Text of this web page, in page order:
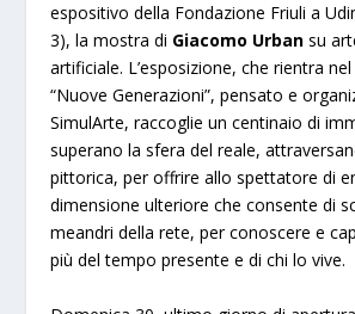
espositivo della Fondazione Friuli a
3), la mostra di Giacomo Urban su
artificiale. L’esposizione, che rientra
“Nuove Generazioni”, pensato e
SimulArte, raccoglie un centinaio di
superano la sfera del reale,
pittorica, per offrire allo spettatore di
dimensione ulteriore che consente di
meandri della rete, per conoscere e
più del tempo presente e di chi lo vive.